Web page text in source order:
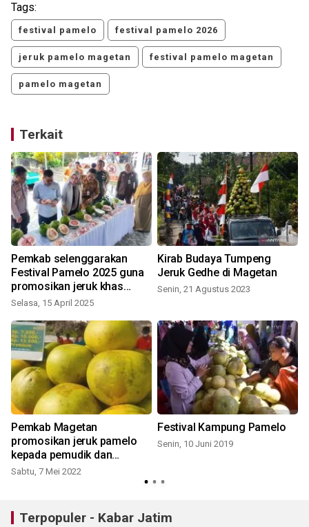
Tags:
festival pamelo festival pamelo 2026
jeruk pamelo magetan festival pamelo magetan
pamelo magetan
Terkait
Pemkab selenggarakan
Festival Pamelo 2025 guna
promosikan jeruk khas
Magetan
Selasa, 15 April 2025
Kirab Budaya Tumpeng
Jeruk Gedhe di Magetan
Senin, 21 Agustus 2023
Pemkab Magetan
promosikan jeruk pamelo
kepada pemudik dan
wisatawan
Sabtu, 7 Mei 2022
Festival Kampung Pamelo
Senin, 10 Juni 2019
Terpopuler - Kabar Jatim